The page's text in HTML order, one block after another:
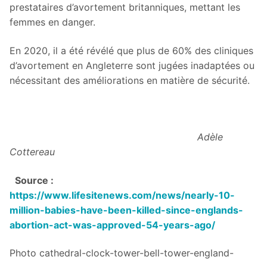
prestataires d’avortement britanniques, mettant les
femmes en danger.
En 2020, il a été révélé que plus de 60% des cliniques
d’avortement en Angleterre sont jugées inadaptées ou
nécessitant des améliorations en matière de sécurité.
Adèle
Cottereau
Source :
https://www.lifesitenews.com/news/nearly-10-
million-babies-have-been-killed-since-englands-
abortion-act-was-approved-54-years-ago/
Photo cathedral-clock-tower-bell-tower-england-